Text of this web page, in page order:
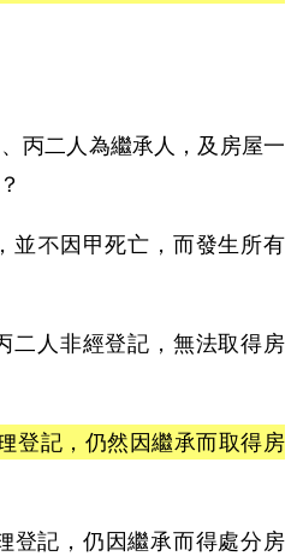
丙二人為繼承人，及房屋一
並不因甲死亡，而發生所有
二人非經登記，無法取得房
登記，仍然因繼承而取得房
登記，仍因繼承而得處分房